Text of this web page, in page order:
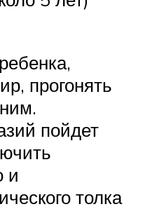
прогонять
пойдет
и
толка